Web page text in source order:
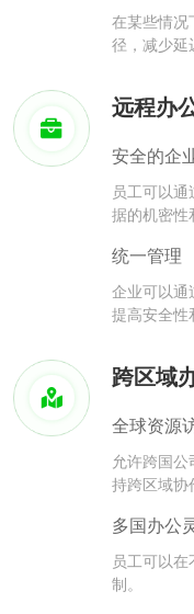
在某些情况
径，减少延
远程办
安全的企
员工可以
据的机密性
统一管理
企业可以通
提高安全性
跨区域
全球资源
允许跨国
持跨区域协
多国办公
员工可以
制。